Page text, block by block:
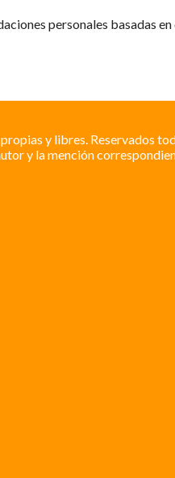
personales basadas
y libres. Reservados
y la mención